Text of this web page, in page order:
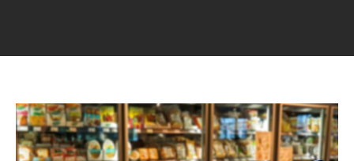
Newsletter
Congrès 2018
Congrès 2019